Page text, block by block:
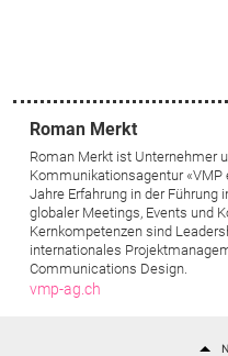
Roman Merkt
Roman Merkt ist Unternehmer
Kommunikationsagentur «VMP
Jahre Erfahrung in der
globaler Meetings, Events und
Kernkompetenzen sind
internationales
Communications Design.
vmp-ag.ch